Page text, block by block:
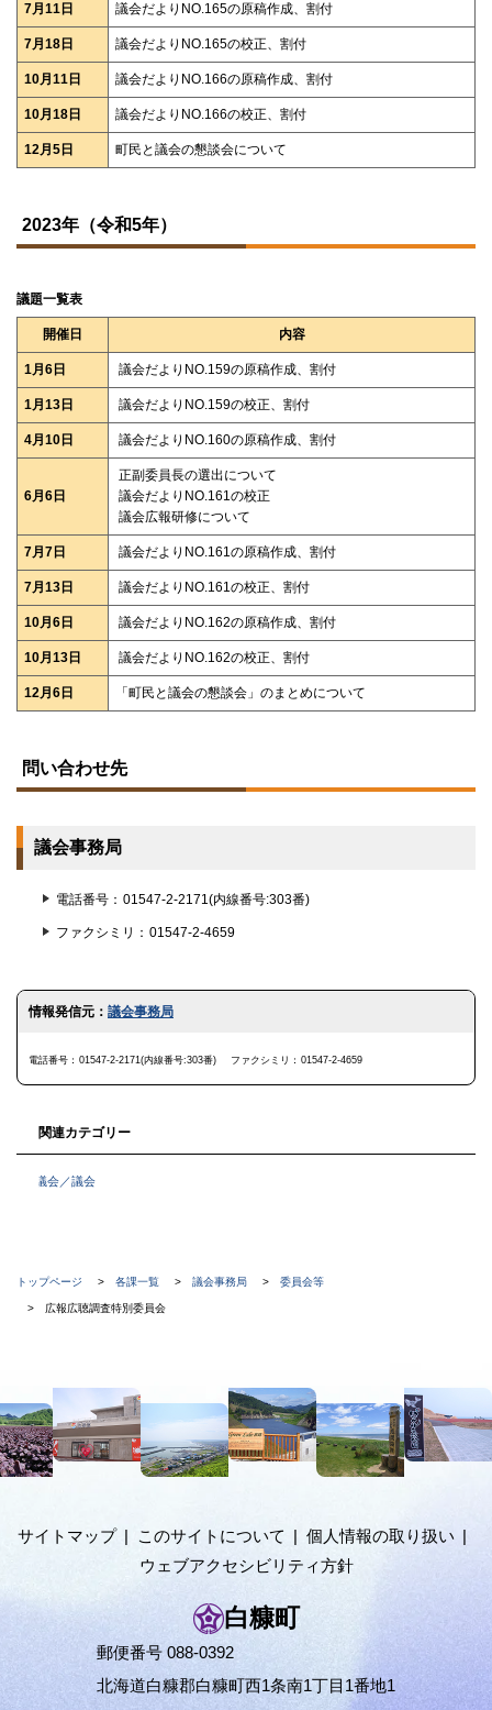
7月11日 議会だよりNO.165の原稿作成、割付
7月18日 議会だよりNO.165の校正、割付
10月11日 議会だよりNO.166の原稿作成、割付
10月18日 議会だよりNO.166の校正、割付
12月5日 町民と議会の懇談会について
ッ
プ
る
2023年（令和5年）
議題一覧表
開催日 内容
1月6日 議会だよりNO.159の原稿作成、割付
1月13日 議会だよりNO.159の校正、割付
4月10日 議会だよりNO.160の原稿作成、割付
6月6日
正副委員長の選出について
議会だよりNO.161の校正
議会広報研修について
7月7日 議会だよりNO.161の原稿作成、割付
7月13日 議会だよりNO.161の校正、割付
10月6日 議会だよりNO.162の原稿作成、割付
10月13日 議会だよりNO.162の校正、割付
12月6日 「町民と議会の懇談会」のまとめについて
ッ
プ問い合わせ先
議会事務局
電話番号 01547-2-2171(内線番号:303番)
ファクシミリ 01547-2-4659
ト
戻
情報発信元： 議会事務局
電話番号 01547-2-2171(内線番号:303番) ファクシミリ 01547-2-4659
関連カテゴリー
議会／議会
現
在
の
階
層
トップページ 各課一覧 議会事務局 委員会等
広報広聴調査特別委員会
文
へ
メ
サイトマップ このサイトについて
個人情報の取り扱い
ウェブアクセシビリティ方針
白糠町
郵便番号 088-0392
北海道白糠郡白糠町西1条南1丁目1番地1